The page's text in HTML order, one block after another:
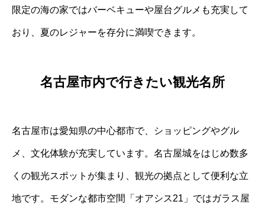
限定の海の家ではバーベキューや屋台グルメも充実して
おり、夏のレジャーを存分に満喫できます。
名古屋市内で行きたい観光名所
名古屋市は愛知県の中心都市で、ショッピングやグル
メ、文化体験が充実しています。名古屋城をはじめ数多
くの観光スポットが集まり、観光の拠点として便利な立
地です。モダンな都市空間「オアシス21」ではガラス屋